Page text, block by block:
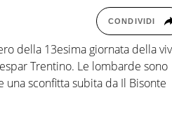
CONDIVIDI
della 13esima giornata della
Trentino. Le lombarde sono
sconfitta subita da Il Bisonte